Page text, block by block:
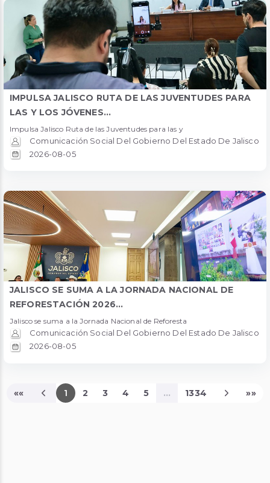
IMPULSA JALISCO RUTA DE LAS JUVENTUDES PARA
LAS Y LOS JÓVENES...
Impulsa Jalisco Ruta de las Juventudes para las y
Comunicación Social Del Gobierno Del Estado De Jalisco
2026-08-05
JALISCO SE SUMA A LA JORNADA NACIONAL DE
REFORESTACIÓN 2026...
Jalisco se suma a la Jornada Nacional de Reforesta
Comunicación Social Del Gobierno Del Estado De Jalisco
2026-08-05
«« 1Página Actual
2 3 4 5 ... 1334 »»